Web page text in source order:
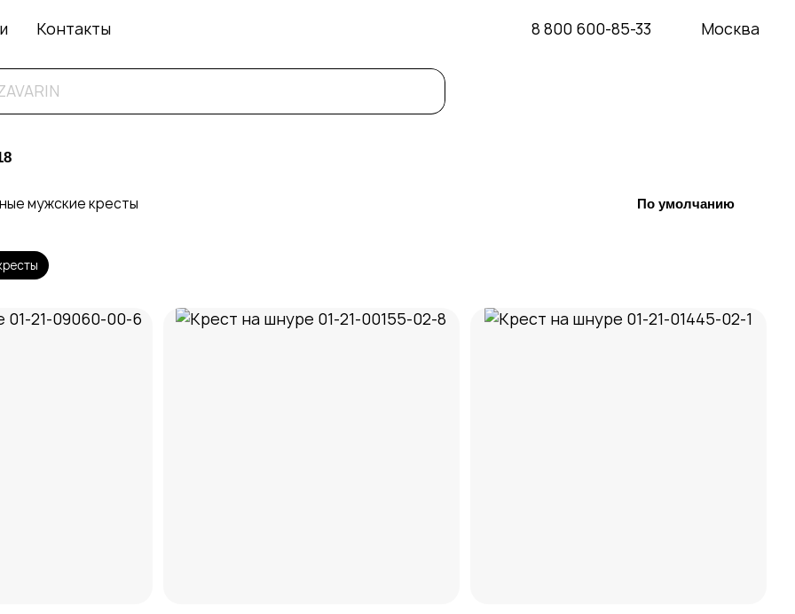
Контакты 8 800 600-85-33 Москва
мужские кресты По умолчанию